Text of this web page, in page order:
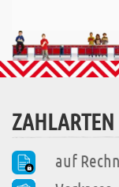
ZAHLARTEN
auf